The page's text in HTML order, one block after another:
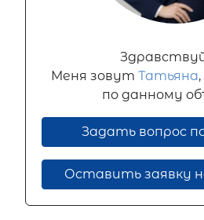
Меня зовут Татьяна
по данному
Задать вопрос
Оставить заявку